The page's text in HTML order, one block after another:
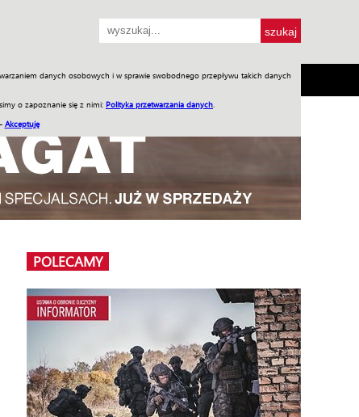
danych osobowych i w sprawie swobodnego przepływu takich danych
o zapoznanie się z nimi: Polityka przetwarzania danych
Akceptuję
SKLEP Jednodniówki Praca w WIW
POLECAMY